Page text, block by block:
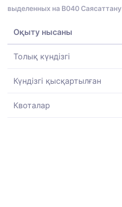
выделенных на B040 Саясаттану
Оқыту нысаны
Толық күндізгі
Күндізгі қысқартылған
Квоталар